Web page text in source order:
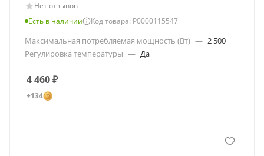
Нет отзывов
Есть в наличии
Код товара: Р0000115547
Максимальная потребляемая мощность (Вт) — 2 500
Регулировка температуры — Да
4 460₽
+134